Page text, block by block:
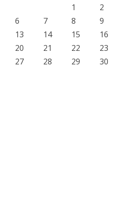
1
2
6 7 8
9
13 14 15
16
20 21 22
23
27 28 29
30